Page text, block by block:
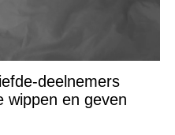
deelnemers
wippen en geven